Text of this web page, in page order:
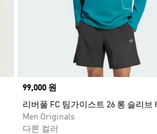
Price
99,000 원
리버풀 FC 팀가이스트 26 롱 슬리브
Men Originals
다른 컬러